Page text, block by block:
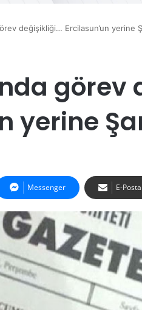
değişikliği… Ercilasun’un yerine
görev
yerine
Messenger E-